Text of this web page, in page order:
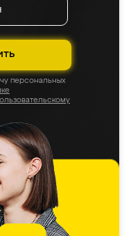
персональных